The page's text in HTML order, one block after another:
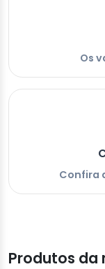
Os
Confira
Produtos da